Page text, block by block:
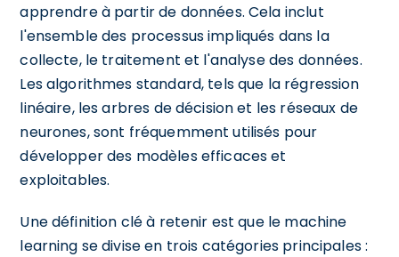
apprendre à partir de données. Cela inclut
l'ensemble des processus impliqués dans la
collecte, le traitement et l'analyse des données.
Les algorithmes standard, tels que la régression
linéaire, les arbres de décision et les réseaux de
neurones, sont fréquemment utilisés pour
développer des modèles efficaces et
exploitables.
Une définition clé à retenir est que le machine
learning se divise en trois catégories principales :